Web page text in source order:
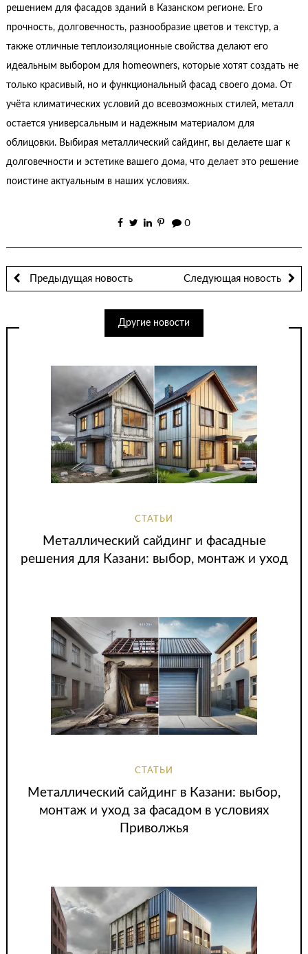
решением для фасадов зданий в Казанском регионе. Его
прочность, долговечность, разнообразие цветов и текстур, а
также отличные теплоизоляционные свойства делают его
идеальным выбором для homeowners, которые хотят создать не
только красивый, но и функциональный фасад своего дома. От
учёта климатических условий до всевозможных стилей, металл
остается универсальным и надежным материалом для
облицовки. Выбирая металлический сайдинг, вы делаете шаг к
долговечности и эстетике вашего дома, что делает это решение
поистине актуальным в наших условиях.
0
Предыдущая новость Следующая новость
Другие новости
СТАТЬИ
Металлический сайдинг и фасадные
решения для Казани: выбор, монтаж и уход
СТАТЬИ
Металлический сайдинг в Казани: выбор,
монтаж и уход за фасадом в условиях
Приволжья